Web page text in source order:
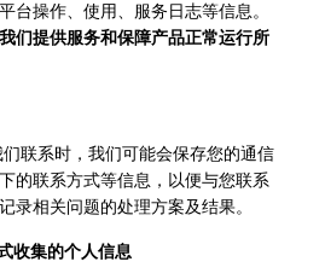
台操作、使用、服务日志等信息。
们提供服务和保障产品正常运行所
联系时，我们可能会保存您的通信
的联系方式等信息，以便与您联系
录相关问题的处理方案及结果。
收集的个人信息